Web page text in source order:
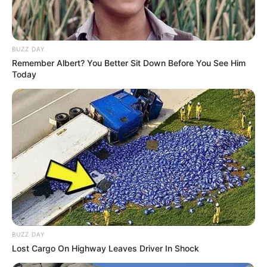
4. Tunggu hingga proses selesai, dan videomu siap untuk diunduh
BUZZ DAY
Remember Albert? You Better Sit Down Before You See Him
Today
BUZZ DAY
Lost Cargo On Highway Leaves Driver In Shock